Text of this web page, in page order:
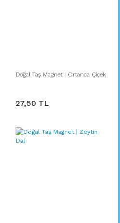
Doğal Taş Magnet | Ortanca Çiçek
27,50 TL